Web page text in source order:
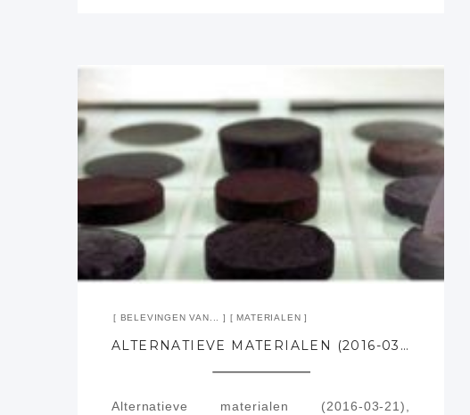
BELEVINGEN VAN... MATERIALEN
ALTERNATIEVE MATERIALEN (2016-03-21) HOGESCHOOL VAN AMSTERDAM
Alternatieve materialen (2016-03-21),